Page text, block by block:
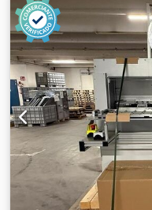
85719 CON VARIADOR
INTEGRADO no CON
Ns Abueck
EL TANQUE no
NUEVO/USADO USADO